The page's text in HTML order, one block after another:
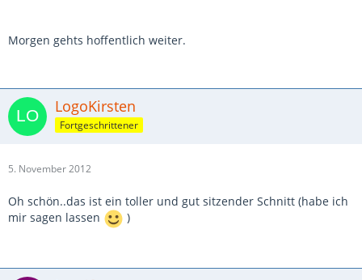
Morgen gehts hoffentlich weiter.
LogoKirsten
Fortgeschrittener
5. November 2012
Oh schön..das ist ein toller und gut sitzender Schnitt (habe ich
mir sagen lassen
)